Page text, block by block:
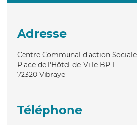
Adresse
Centre Communal d'action Sociale
Place de l'Hôtel-de-Ville BP 1
72320 Vibraye
Téléphone